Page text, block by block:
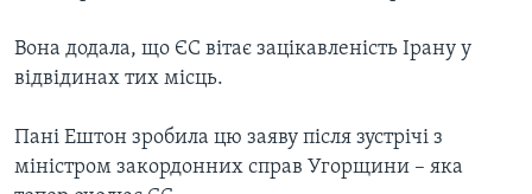
Вона додала, що ЄС вітає зацікавленість Ірану у
відвідинах тих місць.
Пані Ештон зробила цю заяву після зустрічі з
міністром закордонних справ Угорщини – яка